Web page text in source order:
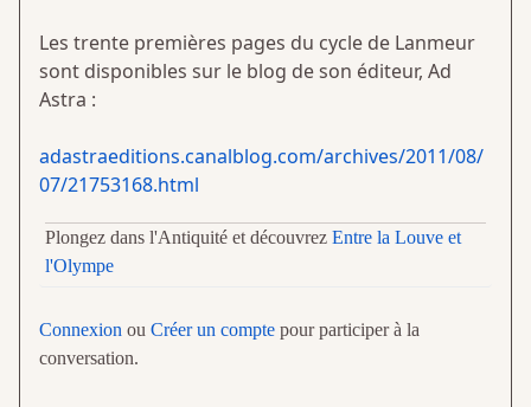
Les trente premières pages du cycle de Lanmeur
sont disponibles sur le blog de son éditeur, Ad
Astra :
adastraeditions.canalblog.com/archives/2011/08/
07/21753168.html
Plongez dans l'Antiquité et découvrez Entre la Louve et
l'Olympe
Connexion ou Créer un compte pour participer à la
conversation.